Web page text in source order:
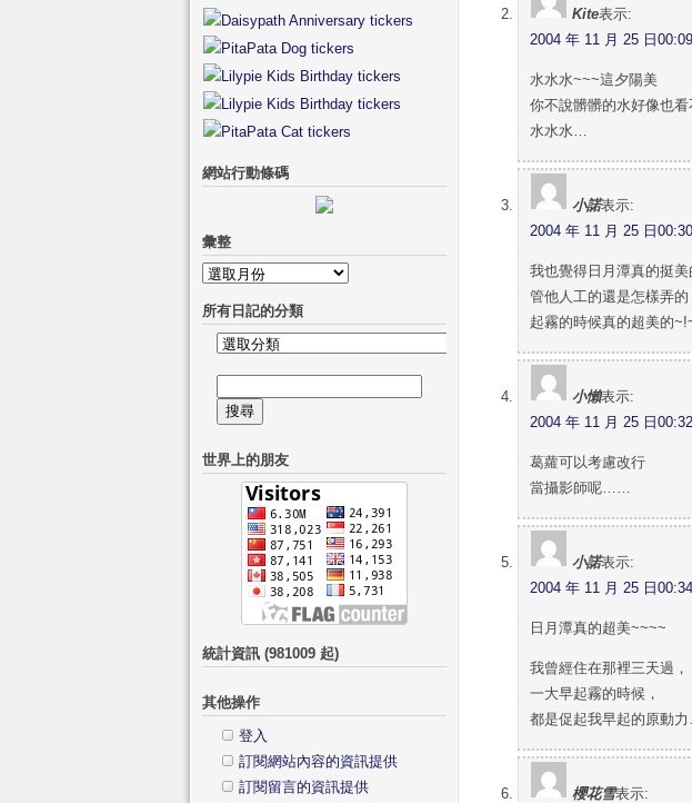
Kite表示:
2004 年 11 月 25 日00:09
水水水~~~這夕陽美
你不說髒髒的水好像也
水水水…
小諾表示:
2004 年 11 月 25 日00:30
我也覺得日月潭真的挺
管他人工的還是怎樣弄
起霧的時候真的超美的
小懶表示:
2004 年 11 月 25 日00:32
葛蘿可以考慮改行
當攝影師呢……
小諾表示:
2004 年 11 月 25 日00:34
日月潭真的超美~~~~
我曾經住在那裡三天過，
一大早起霧的時候，
都是促起我早起的原動
櫻花雪表示:
網站行動條碼
彙整
彙
整
所有日記的分類
所
日
記
分
尋
鍵
世界上的朋友
統計資訊 (981009 起)
其他操作
登入
訂閱網站內容的資訊提供
訂閱留言的資訊提供